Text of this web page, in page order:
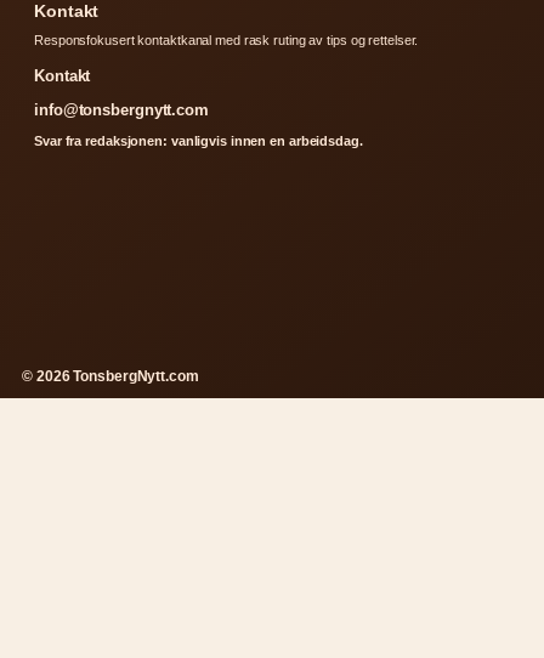
Kontakt
Responsfokusert kontaktkanal med rask ruting av tips og rettelser.
Kontakt
info@tonsbergnytt.com
Svar fra redaksjonen: vanligvis innen en arbeidsdag.
© 2026 TonsbergNytt.com